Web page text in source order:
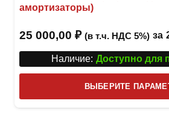
амортизаторы)
25 000,00 ₽ (в т.ч. НДС 5%) за
Наличие: Доступно для
ВЫБЕРИТЕ